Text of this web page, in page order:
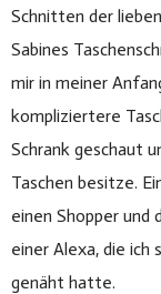
Schnitten der
Sabines
mir in meiner
kompliziertere
Schrank geschaut
Taschen besitze.
einen Shopper und
einer Alexa, die ich
genäht hatte.